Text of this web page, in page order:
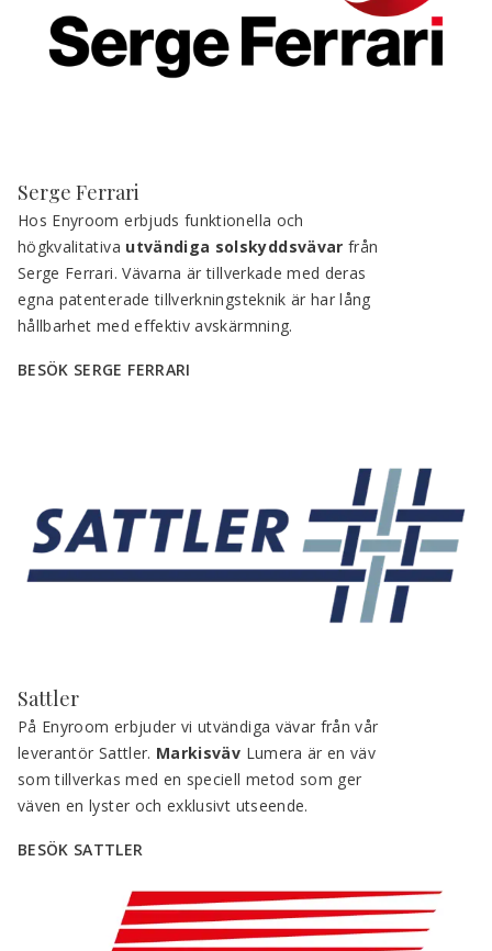
Serge Ferrari
Hos Enyroom erbjuds funktionella och
högkvalitativa utvändiga solskyddsvävar från
Serge Ferrari. Vävarna är tillverkade med deras
egna patenterade tillverkningsteknik är har lång
hållbarhet med effektiv avskärmning.
BESÖK SERGE FERRARI
Sattler
På Enyroom erbjuder vi utvändiga vävar från vår
leverantör Sattler. Markisväv Lumera är en väv
som tillverkas med en speciell metod som ger
väven en lyster och exklusivt utseende.
BESÖK SATTLER